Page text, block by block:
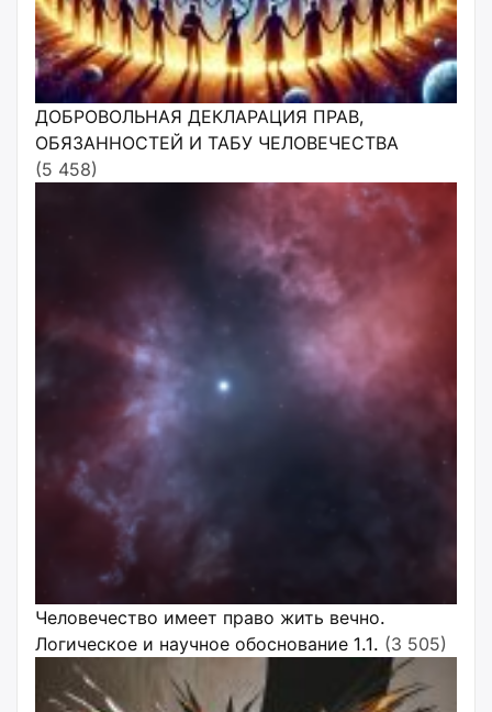
ДОБРОВОЛЬНАЯ ДЕКЛАРАЦИЯ ПРАВ,
ОБЯЗАННОСТЕЙ И ТАБУ ЧЕЛОВЕЧЕСТВА
(5 458)
Человечество имеет право жить вечно.
Логическое и научное обоснование 1.1. (3 505)